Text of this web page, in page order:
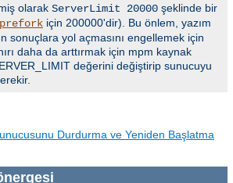
olarak ServerLimit 20000 şeklinde bir
prefork için 200000'dir). Bu önlem, yazım
sonuçlara yol açmasını engellemek için
daha da arttırmak için mpm kaynak
değerini değiştirip sunucuyu
Durdurma ve Yeniden Başlatma